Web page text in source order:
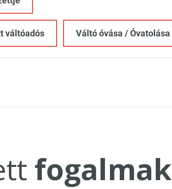
váltóadós Váltó óvása / Óvatolása
fogalmak